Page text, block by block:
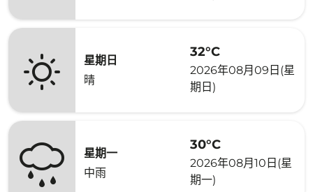
星期日
晴
32°C
2026年08月09日(星
期日)
星期一
中雨
30°C
2026年08月10日(星
期一)